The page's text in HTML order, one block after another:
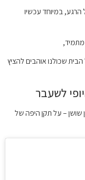
הרגע, במיוחד עכשיו
מתמיד,
שכולנו אוהבים להציץ
רוברטו בן שושן – על תקן היפה של